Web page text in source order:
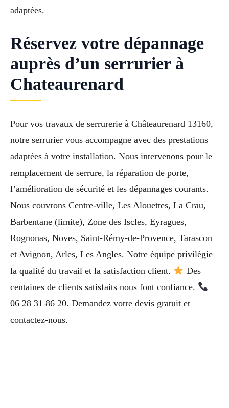
adaptées.
Réservez votre dépannage
auprès d’un serrurier à
Chateaurenard
Pour vos travaux de serrurerie à Châteaurenard 13160,
notre serrurier vous accompagne avec des prestations
adaptées à votre installation. Nous intervenons pour le
remplacement de serrure, la réparation de porte,
l’amélioration de sécurité et les dépannages courants.
Nous couvrons Centre-ville, Les Alouettes, La Crau,
Barbentane (limite), Zone des Iscles, Eyragues,
Rognonas, Noves, Saint-Rémy-de-Provence, Tarascon
et Avignon, Arles, Les Angles. Notre équipe privilégie
la qualité du travail et la satisfaction client.
Des
centaines de clients satisfaits nous font confiance.
06 28 31 86 20. Demandez votre devis gratuit et
contactez-nous.